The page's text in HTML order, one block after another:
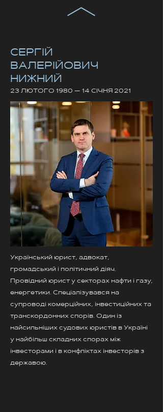
СЕРГІЙ
ВАЛЕРІЙОВИЧ
НИЖНИЙ
23 ЛЮТОГО 1980 — 14 СІЧНЯ 2021
Український юрист, адвокат,
громадський і політичний діяч.
Провідний юрист у секторах нафти і газу,
енергетики. Спеціалізувався на
супроводі комерційних, інвестиційних та
транскордонних спорів. Один із
найсильніших судових юристів в Україні
у найбільш складних спорах між
інвесторами і в конфліктах інвесторів з
державою.